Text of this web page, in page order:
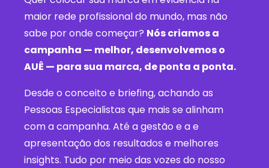
maior rede profissional do mundo, mas não
sabe por onde começar? Nós criamos a
campanha — melhor, desenvolvemos o
AUÊ — para sua marca, de ponta a ponta.
Desde o conceito e briefing, achando as
Pessoas Especialistas que mais se alinham
com a campanha. Até a gestão e a e
apresentação dos resultados e melhores
insights. Tudo por meio das vozes do nosso